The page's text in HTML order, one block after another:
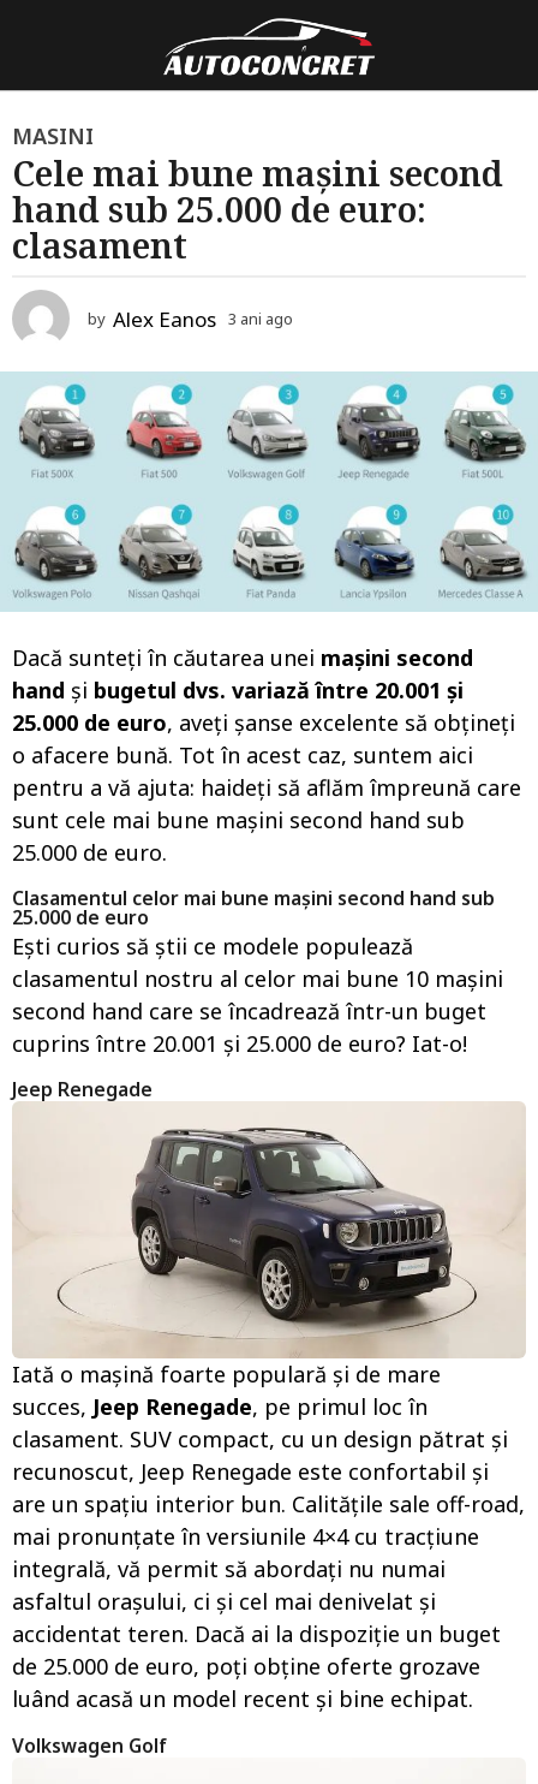
3
a
n
i
a
g
o
n
g
o
MASINI
Cele mai bune mașini second
hand sub 25.000 de euro:
clasament
by Alex Eanos 3 ani ago
i
a
g
o
Dacă sunteți în căutarea unei mașini second
hand și bugetul dvs. variază între 20.001 și
25.000 de euro, aveți șanse excelente să obțineți
o afacere bună. Tot în acest caz, suntem aici
pentru a vă ajuta: haideți să aflăm împreună care
sunt cele mai bune mașini second hand sub
25.000 de euro.
Clasamentul celor mai bune mașini second hand sub
25.000 de euro
Ești curios să știi ce modele populează
clasamentul nostru al celor mai bune 10 mașini
second hand care se încadrează într-un buget
cuprins între 20.001 și 25.000 de euro? Iat-o!
Jeep Renegade
Iată o mașină foarte populară și de mare
succes, Jeep Renegade, pe primul loc în
clasament. SUV compact, cu un design pătrat și
recunoscut, Jeep Renegade este confortabil și
are un spațiu interior bun. Calitățile sale off-road,
mai pronunțate în versiunile 4×4 cu tracțiune
integrală, vă permit să abordați nu numai
asfaltul orașului, ci și cel mai denivelat și
accidentat teren. Dacă ai la dispoziție un buget
de 25.000 de euro, poți obține oferte grozave
luând acasă un model recent și bine echipat.
Volkswagen Golf